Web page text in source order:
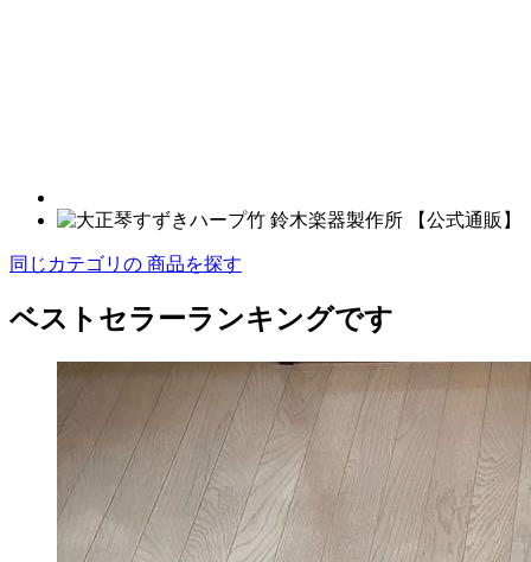
同じカテゴリの 商品を探す
ベストセラーランキングです